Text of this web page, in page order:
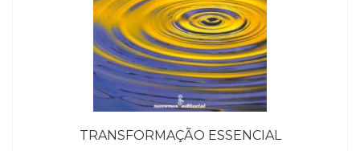
TRANSFORMAÇÃO ESSENCIAL